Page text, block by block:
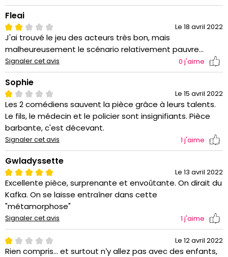
Fleai
Le 18 avril 2022
J'ai trouvé le jeu des acteurs très bon, mais
malheureusement le scénario relativement pauvre...
Signaler cet avis 0 j'aime
Sophie
Le 15 avril 2022
Les 2 comédiens sauvent la pièce grâce à leurs talents.
Le fils, le médecin et le policier sont insignifiants. Pièce
barbante, c'est décevant.
Signaler cet avis 1 j'aime
Gwladyssette
Le 13 avril 2022
Excellente pièce, surprenante et envoûtante. On dirait du
Kafka. On se laisse entraîner dans cette
"métamorphose"
Signaler cet avis 1 j'aime
Le 12 avril 2022
Rien compris... et surtout n’y allez pas avec des enfants,